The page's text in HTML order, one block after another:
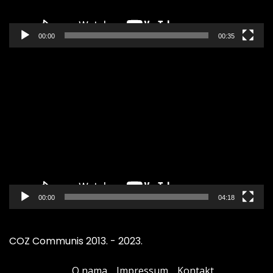
00:00 00:35
00:00 04:18
COZ Communis 2013. - 2023.